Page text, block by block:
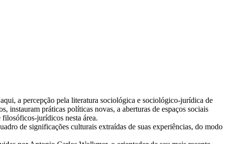
a percepção pela literatura sociológica e sociológico-jurídica de
instauram práticas políticas novas, a aberturas de espaços sociais
jurídicos nesta área.
de significações culturais extraídas de suas experiências, do modo